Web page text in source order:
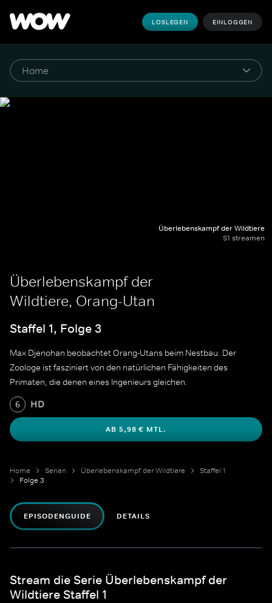
LOSLEGEN EINLOGGEN
Überlebenskampf der Wildtiere
S1 streamen
Überlebenskampf der
Wildtiere, Orang-Utan
Staffel 1, Folge 3
Max Djenohan beobachtet Orang-Utans beim Nestbau. Der
Zoologe ist fasziniert von den natürlichen Fähigkeiten des
Primaten, die denen eines Ingenieurs gleichen.
6 HD
AB 5,98 € MTL.
Home Serien Überlebenskampf der Wildtiere
Staffel 1
Folge 3
EPISODENGUIDE DETAILS
Stream die Serie Überlebenskampf der
Wildtiere Staffel 1